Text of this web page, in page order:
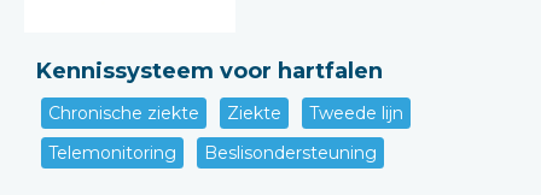
Kennissysteem voor hartfalen
Chronische ziekte Ziekte
Tweede lijn
Telemonitoring
Beslisondersteuning